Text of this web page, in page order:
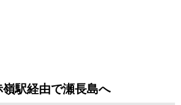
駅経由で瀬長島へ